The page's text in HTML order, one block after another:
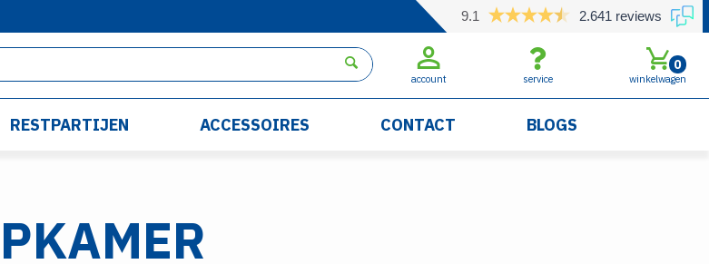
9.1 2.641 reviews
account service winkelwagen
0
RESTPARTIJEN ACCESSOIRES CONTACT BLOGS